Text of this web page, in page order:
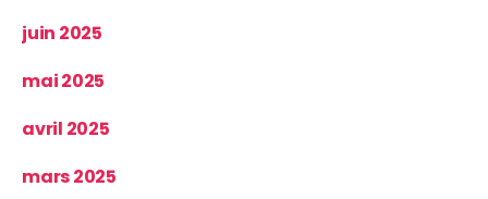
juin 2025
mai 2025
avril 2025
mars 2025